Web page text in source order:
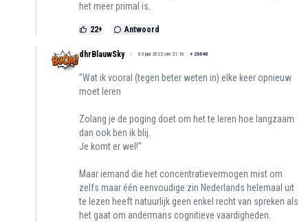
het meer primal is.
22+ Antwoord
dhrBlauwSky 03 juni 2022 om 21:16 + 20040
"Wat ik vooral (tegen beter weten in) elke keer opnieuw
moet leren
Zolang je de poging doet om het te leren hoe langzaam
dan ook ben ik blij.
Je komt er wel!"
Maar iemand die het concentratievermogen mist om
zelfs maar één eenvoudige zin Nederlands helemaal uit
te lezen heeft natuurlijk geen enkel recht van spreken als
het gaat om andermans cognitieve vaardigheden.